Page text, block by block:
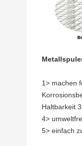
1> machen
Haltbarkeit
4>
5> einfach